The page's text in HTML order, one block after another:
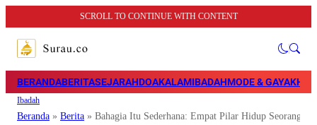
SCROLL TO CONTINUE WITH CONTENT
BERANDABERITASEJARAHDOAKALAMIBADAHMODE & GAYA
Ibadah
Beranda » Berita » Bahagia Itu Sederhana: Empat Pilar Hidup Seorang